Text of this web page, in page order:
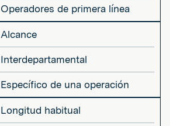
Operadores de primera línea
Alcance
Interdepartamental
Específico de una operación
Longitud habitual